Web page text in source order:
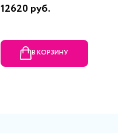
12620 руб.
В КОРЗИНУ